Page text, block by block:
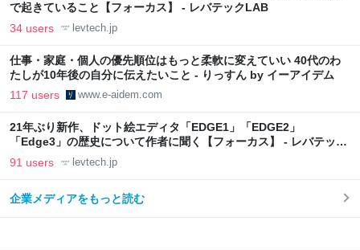
で起きていること【フォーカス】 - レバテックLAB
34 users levtech.jp
仕事・家庭・個人の優先順位はもっと柔軟に変えていい 40代のわ
たしが10年後の自分に伝えたいこと - りっすん by イーアイデム
117 users www.e-aidem.com
21年ぶり新作、ドット絵エディタ「EDGE1」「EDGE2」
「Edge3」の歴史について作者に聞く【フォーカス】 - レバテック
LAB
91 users levtech.jp
企業メディアをもっと読む